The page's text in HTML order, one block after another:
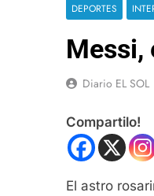
DEPORTES
Messi,
Diario EL SOL
Compartilo!
El astro